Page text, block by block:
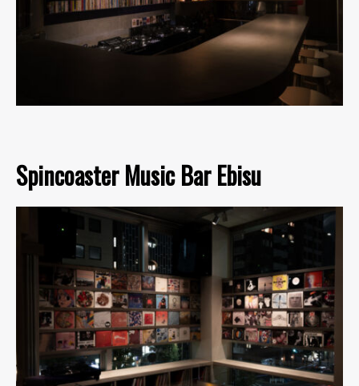
Spincoaster Music Bar Ebisu